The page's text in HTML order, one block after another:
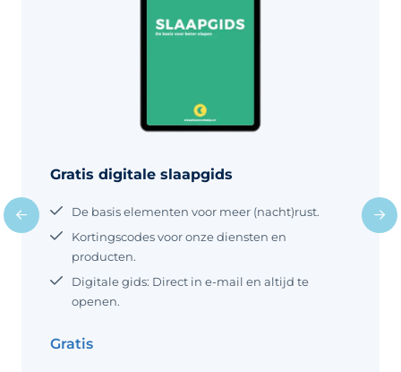
Gratis digitale slaapgids
De basis elementen voor meer (nacht)rust.
Kortingscodes voor onze diensten en
producten.
Digitale gids: Direct in e-mail en altijd te
openen.
Gratis